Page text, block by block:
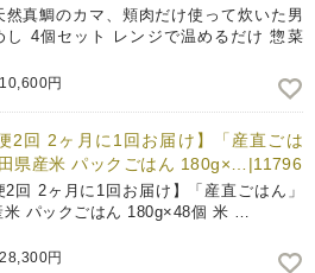
然真鯛のカマ、頬肉だけ使って炊いた男
し 4個セット レンジで温めるだけ 惣菜
10,600円
2回 2ヶ月に1回お届け】「産直ごは
県産米 パックごはん 180g×…|11796
2回 2ヶ月に1回お届け】「産直ごはん」
米 パックごはん 180g×48個 米 …
28,300円